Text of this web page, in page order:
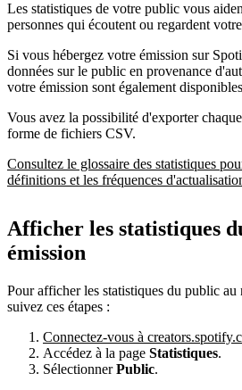
Les statistiques de votre public vous
personnes qui écoutent ou regardent
Si vous hébergez votre émission sur
données sur le public en provenance
votre émission sont également
Vous avez la possibilité d'exporter
forme de fichiers CSV.
Consultez le glossaire des statistiques
définitions et les fréquences
Afficher les statistiques
émission
Pour afficher les statistiques du public au
suivez ces étapes :
Connectez-vous à
Accédez à la page Statistiques.
SélectionnerPublic.